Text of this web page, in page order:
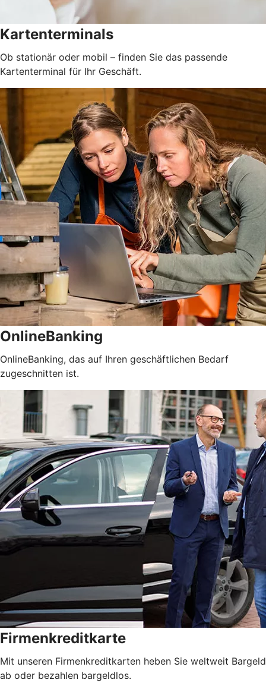
Kartenterminals
Ob stationär oder mobil – finden Sie das passende
Kartenterminal für Ihr Geschäft.
OnlineBanking
OnlineBanking, das auf Ihren geschäftlichen Bedarf
zugeschnitten ist.
Firmenkreditkarte
Mit unseren Firmenkreditkarten heben Sie weltweit Bargeld
ab oder bezahlen bargeldlos.